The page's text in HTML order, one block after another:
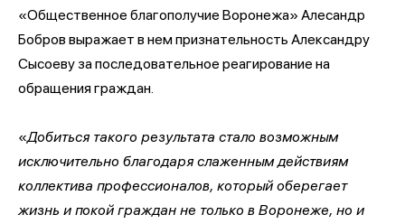
«Общественное благополучие Воронежа» Алесандр
Бобров выражает в нем признательность Александру
Сысоеву за последовательное реагирование на
обращения граждан.
«Добиться такого результата стало возможным
исключительно благодаря слаженным действиям
коллектива профессионалов, который оберегает
жизнь и покой граждан не только в Воронеже, но и